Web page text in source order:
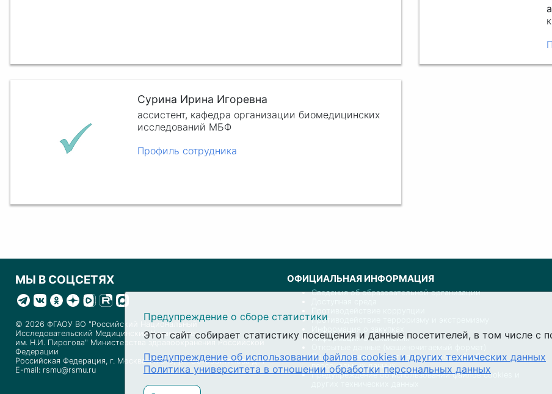
Сурина Ирина Игоревна
ассистент, кафедра организации биомедицинских
исследований МБФ
Профиль сотрудника
МЫ В СОЦСЕТЯХ
© 2026 ФГАОУ ВО "Российский Национальный
Исследовательский Медицинский Университет
им. Н.И. Пирогова" Министерства здравоохранения Российской
Федерации
Российская Федерация, г. Москва 117513, ул. Островитянова д. 1
E-mail: rsmu@rsmu.ru
ОФИЦИАЛЬНАЯ ИНФОРМАЦИЯ
Сведения об образовательной организации
Противодействие терроризму и экстремизму
Информация о вакансиях
Политика университета в отношении обработки
персональных данных
Предупреждение об использовании файлов cookies и
Предупреждение о сборе статистики
Этот сайт собирает статистику посещения и данные посетителей, в том числе
Предупреждение об использовании файлов cookies и других технических данных
Политика университета в отношении обработки персональных данных